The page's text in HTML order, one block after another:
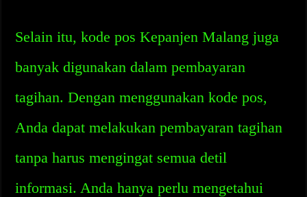
Selain itu, kode pos Kepanjen Malang juga
banyak digunakan dalam pembayaran
tagihan. Dengan menggunakan kode pos,
Anda dapat melakukan pembayaran tagihan
tanpa harus mengingat semua detil
informasi. Anda hanya perlu mengetahui